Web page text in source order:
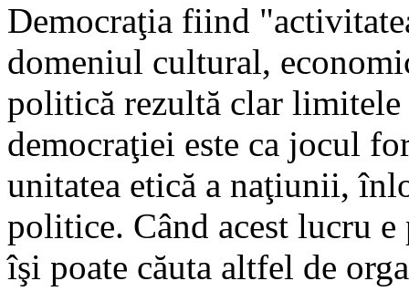
Democraţia fiind
domeniul cultural,
politică rezultă clar
democraţiei este ca jocul
unitatea etică a naţiunii,
politice. Când acest lucru
îşi poate căuta altfel de